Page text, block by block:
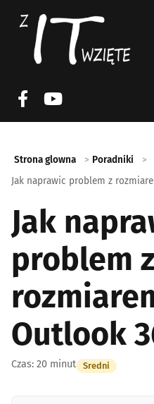
Strona glowna
Poradniki
Jak naprawic problem z
Jak
problem z
Outlook
Czas: 20 minut Sredni